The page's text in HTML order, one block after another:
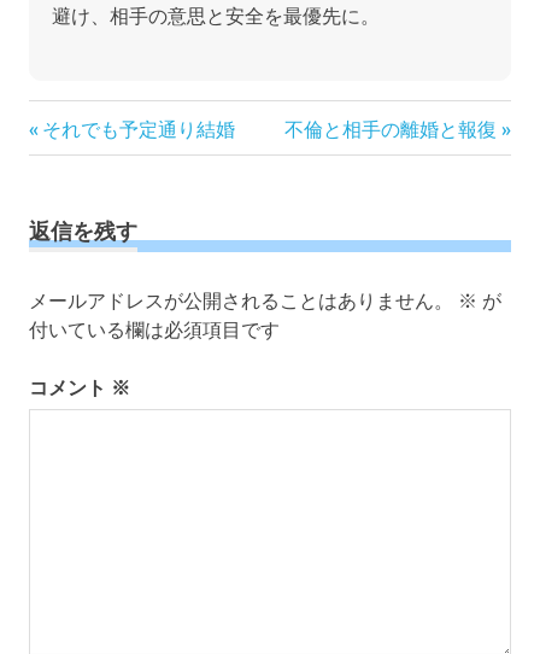
避け、相手の意思と安全を最優先に。
投
稿
ビ
ゲ
シ
ョ
ン
前
の
それでも予定通り結婚
次
の
不倫と相手の離婚と報復
返信を残す
メールアドレスが公開されることはありません。 ※ が
付いている欄は必須項目です
コメント ※